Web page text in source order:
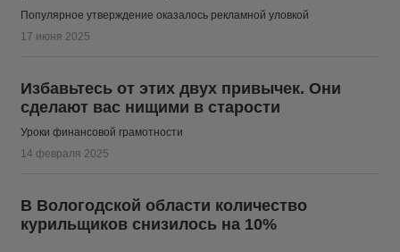
Популярное утверждение оказалось рекламной уловкой
17 июня 2025
Избавьтесь от этих двух привычек. Они
сделают вас нищими в старости
Уроки финансовой грамотности
14 февраля 2025
В Вологодской области количество
курильщиков снизилось на 10%